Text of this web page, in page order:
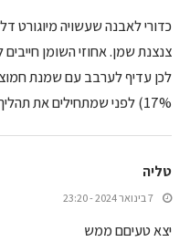
כדורי לאבנה שעשויה
צנצנת שמן. אחוזי השומן
לכן עדיף לערבב עם שמנת
17%) לפני שמתחילים את תהליך סינון הנוזלים.
טליה
7 בינואר 2024 - 23:20
יצא טעיםם ממש